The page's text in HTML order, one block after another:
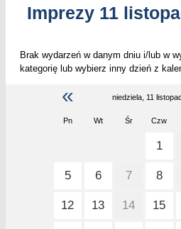
Imprezy 11
Brak wydarzeń w danym dniu i/lub w
kategorię lub wybierz inny dzień z
« niedziela, 11
Pn Wt Śr Czw
1
5 6 7 8
12 13 14 15